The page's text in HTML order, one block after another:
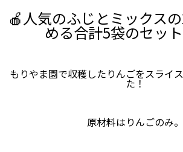
🍎人気のふじとミックス
める合計5袋のセッ
もりやま園で収穫したりんごをスライ
た！
原材料はりんごのみ。